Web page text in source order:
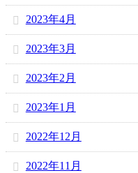
2023年4月
2023年3月
2023年2月
2023年1月
2022年12月
2022年11月